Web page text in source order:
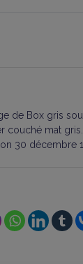
de Box gris
couché mat
30 décembre